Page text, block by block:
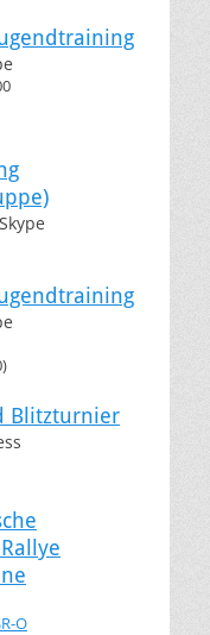
Blitzturnier
O